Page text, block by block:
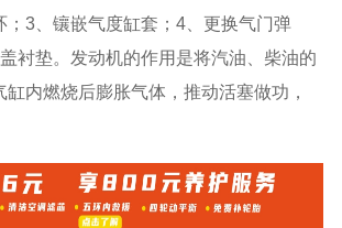
；3、镶嵌气度缸套；4、更换气门弹
衬垫。发动机的作用是将汽油、柴油的
内燃烧后膨胀气体，推动活塞做功，